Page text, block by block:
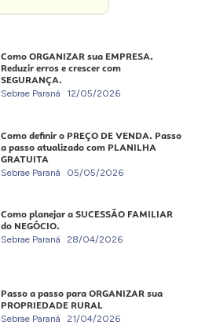
Como ORGANIZAR sua EMPRESA.
Reduzir erros e crescer com
SEGURANÇA.
Sebrae Paraná 12/05/2026
Como definir o PREÇO DE VENDA. Passo
a passo atualizado com PLANILHA
GRATUITA
Sebrae Paraná 05/05/2026
Como planejar a SUCESSÃO FAMILIAR
do NEGÓCIO.
Sebrae Paraná 28/04/2026
Passo a passo para ORGANIZAR sua
PROPRIEDADE RURAL
Sebrae Paraná 21/04/2026